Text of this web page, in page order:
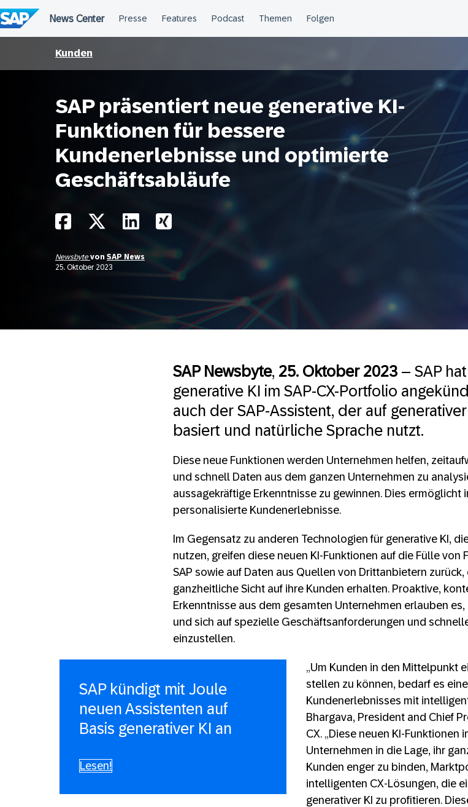
Kunden
SAP präsentiert neue generative KI-
Funktionen für bessere
Kundenerlebnisse und optimierte
Geschäftsabläufe
Newsbytevon SAP News
25. Oktober 2023
SAP Newsbyte, 25. Oktober 2023 – SAP
generative KI im SAP-CX-Portfolio
auch der SAP-Assistent, der auf
basiert und natürliche Sprache nutzt.
Diese neue Funktionen werden Unternehmen helfen,
und schnell Daten aus dem ganzen Unternehmen zu
aussagekräftige Erkenntnisse zu gewinnen. Dies
personalisierte Kundenerlebnisse.
Im Gegensatz zu anderen Technologien für generative KI,
nutzen, greifen diese neuen KI-Funktionen auf die Fülle
SAP sowie auf Daten aus Quellen von Drittanbietern
ganzheitliche Sicht auf ihre Kunden erhalten. Proaktive,
Erkenntnisse aus dem gesamten Unternehmen erlauben
und sich auf spezielle Geschäftsanforderungen und
einzustellen.
SAP kündigt mit Joule
neuen Assistenten auf
Basis generativer KI an
Lesen!
„Um Kunden in den Mittelpunkt
stellen zu können, bedarf es
Kundenerlebnisses mit
Bhargava, President and Chief
CX. „Diese neuen KI-Funktionen
Unternehmen in die Lage, ihr
Kunden enger zu binden,
intelligenten CX-Lösungen, die
generativer KI zu profitieren.